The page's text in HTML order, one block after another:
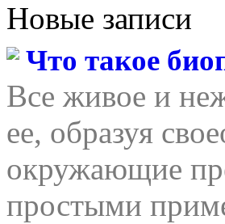
Новые записи
Что такое
Все живое и
ее, образуя
окружающие
простыми